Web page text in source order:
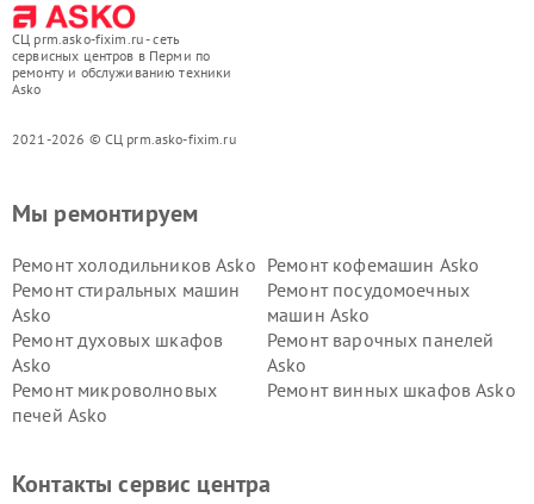
СЦ prm.asko-fixim.ru - сеть
сервисных центров в Перми по
ремонту и обслуживанию техники
Asko
2021-2026 © СЦ prm.asko-fixim.ru
Мы ремонтируем
Ремонт холодильников Asko Ремонт кофемашин Asko
Ремонт стиральных машин
Asko
Ремонт посудомоечных
машин Asko
Ремонт духовых шкафов
Asko
Ремонт варочных панелей
Asko
Ремонт микроволновых
печей Asko
Ремонт винных шкафов Asko
Ремонт подогревателей
Ремонт промышленных
Контакты сервис центра